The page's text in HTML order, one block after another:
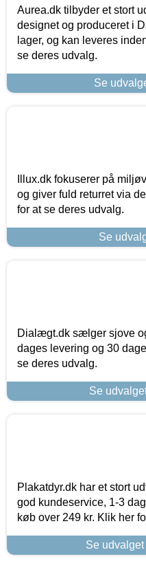
Aurea.dk tilbyder et stort
designet og produceret i
lager, og kan leveres
se deres udvalg.
Se
Illux.dk fokuserer på
og giver fuld returret via
for at se deres udvalg.
Se
Dialægt.dk sælger sjove
dages levering og 30
se deres udvalg.
Se
Plakatdyr.dk har et stort
god kundeservice, 1-3
køb over 249 kr. Klik her
Se